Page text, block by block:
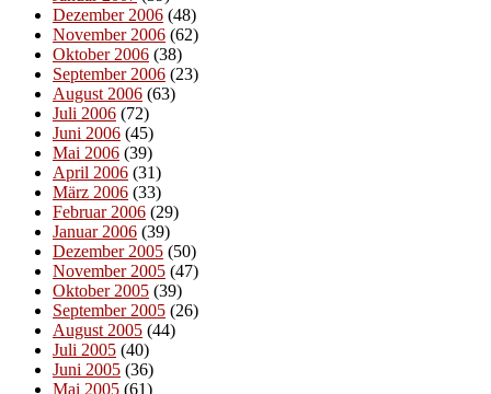
Dezember 2006 (48)
November 2006 (62)
Oktober 2006 (38)
September 2006 (23)
August 2006 (63)
Juli 2006 (72)
Juni 2006 (45)
Mai 2006 (39)
April 2006 (31)
März 2006 (33)
Februar 2006 (29)
Januar 2006 (39)
Dezember 2005 (50)
November 2005 (47)
Oktober 2005 (39)
September 2005 (26)
August 2005 (44)
Juli 2005 (40)
Juni 2005 (36)
Mai 2005 (61)